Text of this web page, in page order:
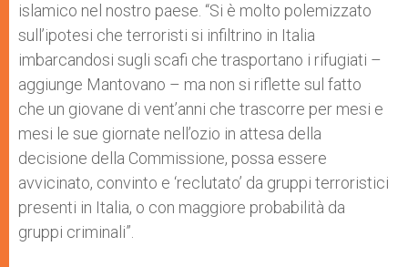
islamico nel nostro paese. “Si è molto polemizzato
sull’ipotesi che terroristi si infiltrino in Italia
imbarcandosi sugli scafi che trasportano i rifugiati –
aggiunge Mantovano – ma non si riflette sul fatto
che un giovane di vent’anni che trascorre per mesi e
mesi le sue giornate nell’ozio in attesa della
decisione della Commissione, possa essere
avvicinato, convinto e ‘reclutato’ da gruppi terroristici
presenti in Italia, o con maggiore probabilità da
gruppi criminali”.